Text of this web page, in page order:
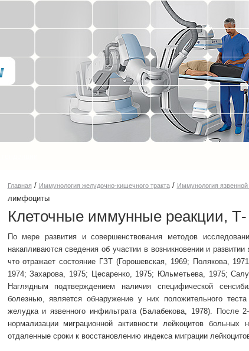
Главная / Иммунология желудочно-кишечного тракта/ Иммунология язвенной
лимфоциты
Клеточные иммунные реакции,
По мере развития и совершенствования методов
накапливаются сведения об участии в возникновении и
что отражает состояние ГЗТ (Горошевская, 1969; Полякова,
1974; Захарова, 1975; Цесаренко, 1975; Юльметьева, 1975;
Наглядным подтверждением наличия специфической
болезнью, является обнаружение у них положительного
желудка и язвенного инфильтрата (Балабекова, 1978). После
нормализации миграционной активности лейкоцитов
отдаленные сроки к восстановлению индекса миграции